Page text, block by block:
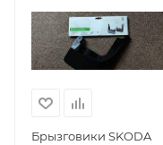
Брызговики SKODA
Базовая единица
шт